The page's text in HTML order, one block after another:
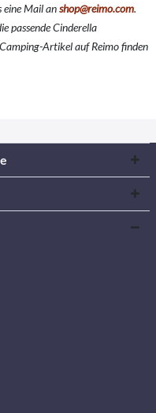
eine Mail anshop@reimo.com.
passende Cinderella
Artikel auf Reimo finden